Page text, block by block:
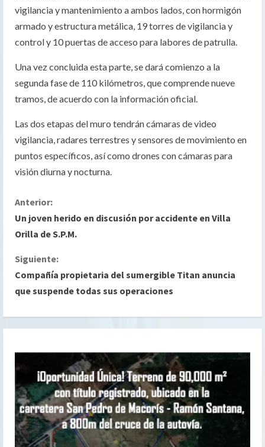
vigilancia y mantenimiento a ambos lados, con hormigón
armado y estructura metálica, 19 torres de vigilancia y
control y 10 puertas de acceso para labores de patrulla.
Una vez concluida esta parte, se dará comienzo a la
segunda fase de 110 kilómetros, que comprende nueve
tramos, de acuerdo con la información oficial.
Las dos etapas del muro tendrán cámaras de video
vigilancia, radares terrestres y sensores de movimiento en
puntos específicos, así como drones con cámaras para
visión diurna y nocturna.
S
i
g
u
l
e
y
e
n
Anterior:
Un joven herido en discusión por accidente en Villa
Orilla de S.P.M.
Siguiente:
Compañía propietaria del sumergible Titan anuncia
que suspende todas sus operaciones